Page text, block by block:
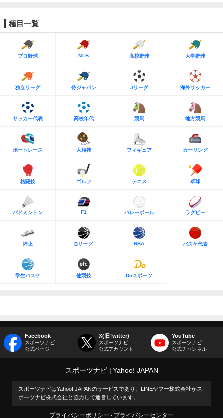
種目一覧
プロ野球 MLB 高校野球 大学野球
独立リーグ 侍ジャパン Jリーグ 海外サッカー
サッカー代表 高校年代 競馬 地方競馬
ボートレース 大相撲 フィギュア カーリング
格闘技 ゴルフ テニス 卓球
バドミントン F1 バレーボール ラグビー
陸上 Bリーグ NBA バスケ代表
学生バスケ 他競技 Doスポーツ
Facebook
スポーツナビ
公式ページ
X(旧Twitter)
スポーツナビ
公式アカウント
YouTube
スポーツナビ
公式チャンネル
スポーツナビ Yahoo! JAPAN
スポーツナビはYahoo! JAPANのサービスであり、LINEヤフー株式会社がス
ポーツナビ株式会社と協力して運営しています。
プライバシーポリシー プライバシーセンター